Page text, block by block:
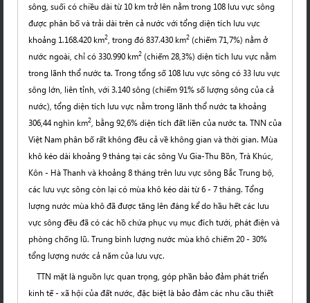
sông, suối có chiều dài từ 10 km trở lên nằm trong 108 lưu vực sông
được phân bố và trải dài trên cả nước với tổng diện tích lưu vực
khoảng 1.168.420 km2 , trong đó 837.430 km2 (chiếm 71,7%) nằm ở
nước ngoài, chỉ có 330.990 km2 (chiếm 28,3%) diện tích lưu vực nằm
trong lãnh thổ nước ta. Trong tổng số 108 lưu vực sông có 33 lưu vực
sông lớn, liên tỉnh, với 3.140 sông (chiếm 91% số lượng sông của cả
nước), tổng diện tích lưu vực nằm trong lãnh thổ nước ta khoảng
306,44 nghìn km2 , bằng 92,6% diện tích đất liền của nước ta. TNN của
Việt Nam phân bố rất không đều cả về không gian và thời gian. Mùa
khô kéo dài khoảng 9 tháng tại các sông Vu Gia-Thu Bồn, Trà Khúc,
Kôn - Hà Thanh và khoảng 8 tháng trên lưu vực sông Bắc Trung bộ,
các lưu vực sông còn lại có mùa khô kéo dài từ 6 - 7 tháng. Tổng
lượng nước mùa khô đã được tăng lên đáng kể do hầu hết các lưu
vực sông đều đã có các hồ chứa phục vụ mục đích tưới, phát điện và
phòng chống lũ. Trung bình lượng nước mùa khô chiếm 20 - 30%
tổng lượng nước cả năm của lưu vực.
TTN mặt là nguồn lực quan trọng, góp phần bảo đảm phát triển
kinh tế - xã hội của đất nước, đặc biệt là bảo đảm các nhu cầu thiết